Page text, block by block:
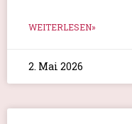
WEITERLESEN»
2. Mai 2026